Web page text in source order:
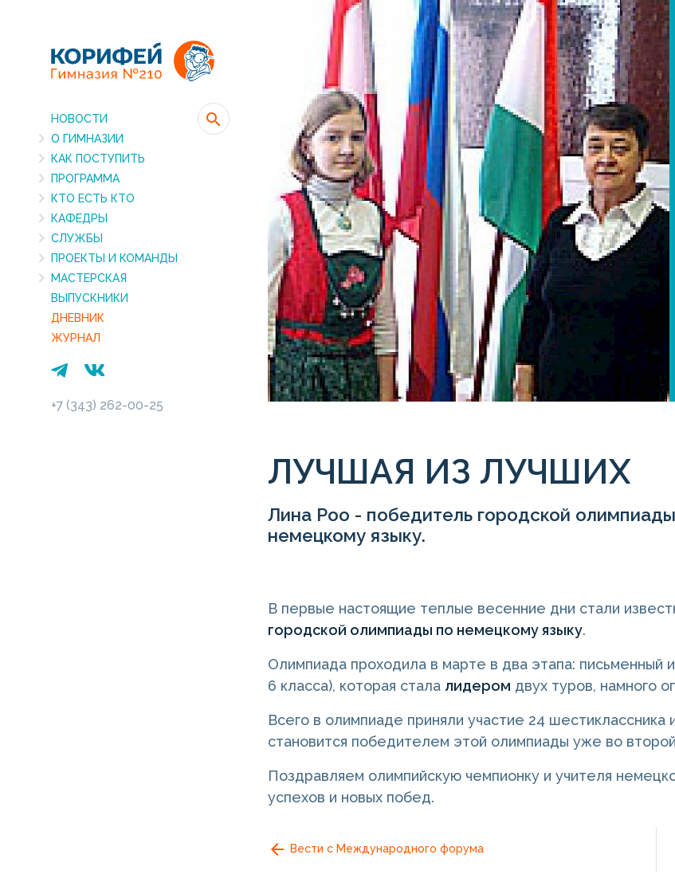
НОВОСТИ
О ГИМНАЗИИ
КАК ПОСТУПИТЬ
ПРОГРАММА
КТО ЕСТЬ КТО
КАФЕДРЫ
СЛУЖБЫ
ПРОЕКТЫ И КОМАНДЫ
МАСТЕРСКАЯ
ВЫПУСКНИКИ
ДНЕВНИК
ЖУРНАЛ
+7 (343) 262-00-25
ЛУЧШАЯ ИЗ ЛУЧШИХ
Лина Роо - победитель городской
немецкому языку.
В первые настоящие теплые весенние дни стали
городской олимпиады по немецкому языку.
Олимпиада проходила в марте в два этапа: письменный
6 класса), которая стала лидером двух туров, намного
Всего в олимпиаде приняли участие 24
становится победителем этой олимпиады уже во
Поздравляем олимпийскую чемпионку и учителя
успехов и новых побед.
Вести с Международного форума